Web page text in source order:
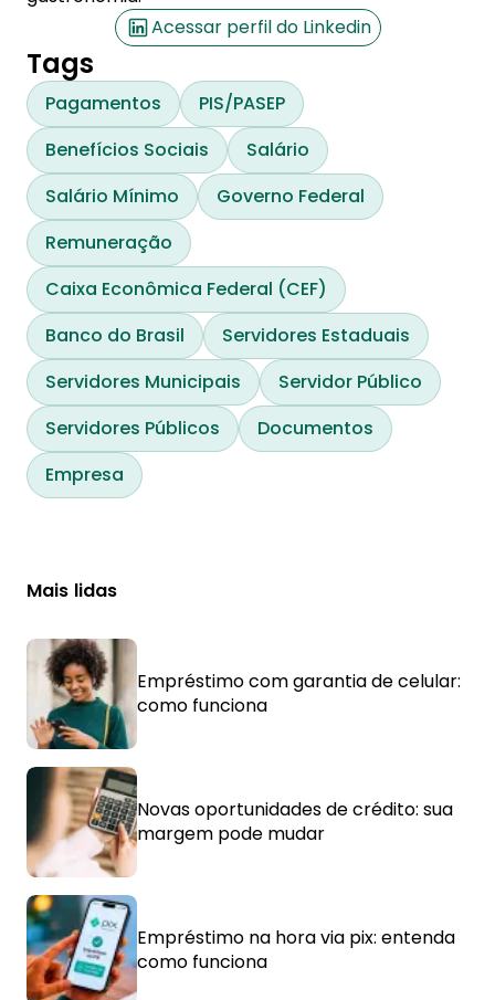
Acessar perfil do Linkedin
Tags
Pagamentos
PIS/PASEP
Benefícios Sociais
Salário
Salário Mínimo
Governo Federal
Remuneração
Caixa Econômica Federal (CEF)
Banco do Brasil
Servidores Estaduais
Servidores Municipais
Servidor Público
Servidores Públicos
Documentos
Empresa
Mais lidas
Empréstimo com garantia de celular:
como funciona
Novas oportunidades de crédito: sua
margem pode mudar
Empréstimo na hora via pix: entenda
como funciona